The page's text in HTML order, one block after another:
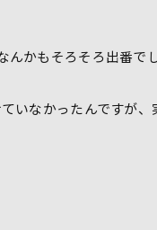
んかもそろそろ出番で
いなかったんですが、